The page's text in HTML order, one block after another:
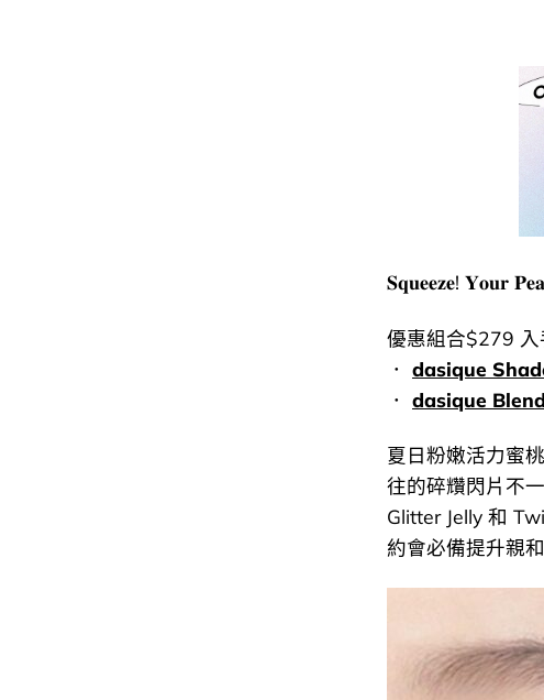
𝐒𝐪𝐮𝐞𝐞𝐳𝐞! 𝐘𝐨𝐮𝐫
優惠組合$279
． dasique
． dasique
夏日粉嫩活力蜜
往的碎𧹍閃片不
Glitter Jelly 和
約會必備提升親